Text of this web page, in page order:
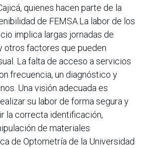
quienes hacen parte de la
de FEMSA.La labor de los
implica largas jornadas de
otros factores que pueden
La falta de acceso a servicios
frecuencia, un diagnóstico y
Una visión adecuada es
su labor de forma segura y
la correcta identificación,
de materiales
de Optometría de la Universidad